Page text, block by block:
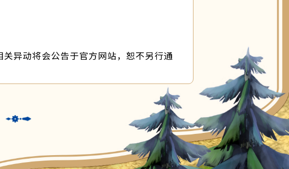
异动将会公告于官方网站，恕不另行通